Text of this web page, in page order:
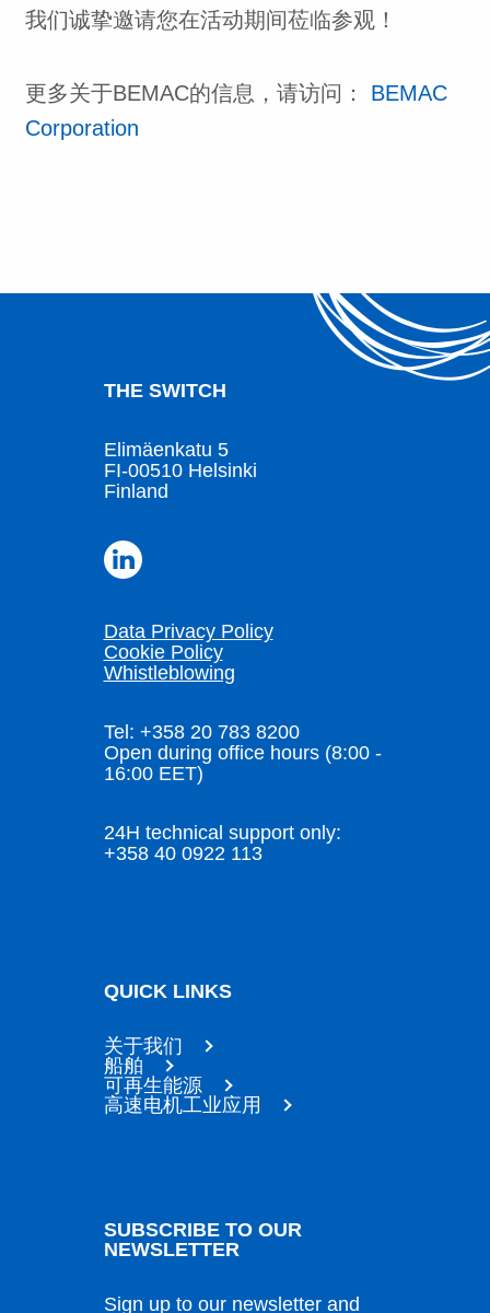
我们诚挚邀请您在活动期间莅临参观！
更多关于BEMAC的信息，请访问： BEMAC
Corporation
THE SWITCH
Elimäenkatu 5
FI-00510 Helsinki
Finland
Data Privacy Policy
Cookie Policy
Whistleblowing
Tel: +358 20 783 8200
Open during office hours (8:00 -
16:00 EET)
24H technical support only:
+358 40 0922 113
QUICK LINKS
关于我们
船舶
可再生能源
高速电机工业应用
SUBSCRIBE TO OUR
NEWSLETTER
Sign up to our newsletter and